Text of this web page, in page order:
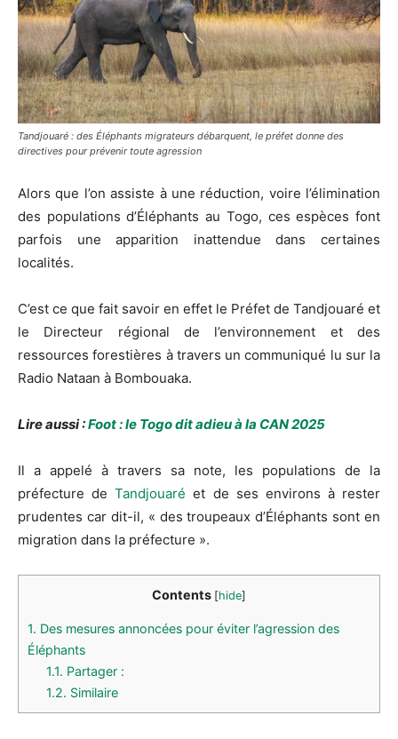
Tandjouaré : des Éléphants migrateurs débarquent, le préfet donne des
directives pour prévenir toute agression
Alors que l’on assiste à une réduction, voire l’élimination
des populations d’Éléphants au Togo, ces espèces font
parfois une apparition inattendue dans certaines
localités.
C’est ce que fait savoir en effet le Préfet de Tandjouaré et
le Directeur régional de l’environnement et des
ressources forestières à travers un communiqué lu sur la
Radio Nataan à Bombouaka.
Lire aussi :Foot : le Togo dit adieu à la CAN 2025
Il a appelé à travers sa note, les populations de la
préfecture deTandjouaré et de ses environs à rester
prudentes car dit-il, « des troupeaux d’Éléphants sont en
migration dans la préfecture ».
Contents [hide]
1. Des mesures annoncées pour éviter l’agression des
Éléphants
1.1. Partager :
1.2. Similaire